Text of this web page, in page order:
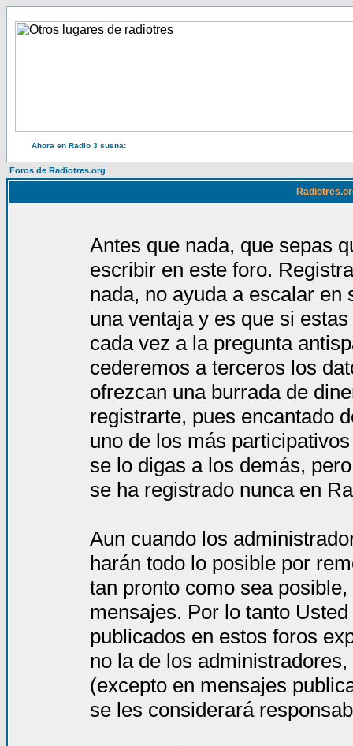
Ahora en Radio 3 suena:
Foros de Radiotres.org
Antes que nada, que sepas
escribir en este foro.
nada, no ayuda a escalar en
una ventaja y es que si
cada vez a la pregunta
cederemos a terceros los
ofrezcan una burrada de
registrarte, pues encantado
uno de los más
se lo digas a los demás,
se ha registrado nunca en
Aun cuando los
harán todo lo posible por
tan pronto como sea
mensajes. Por lo tanto
publicados en estos foros
no la de los
(excepto en mensajes
se les considerará